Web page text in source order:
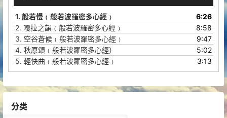
播
放
器
1. 般若慢﹙般若波羅密多心經﹚
6:26
2. 嘎拉之韻﹙般若波羅密多心經﹚
8:58
3. 空谷蒼候﹙般若波羅密多心經﹚
9:47
4. 秋原頌﹙般若波羅密多心經）
5:02
5. 輕快曲﹙般若波羅密多心經﹚ 3:13
分类